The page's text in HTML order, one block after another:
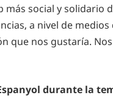
social y solidario
a nivel de
que nos gustaría.
durante la